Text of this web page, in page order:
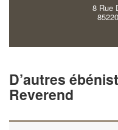
8 Rue
D’autres
Reverend